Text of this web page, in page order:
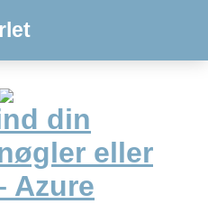
din
eller
Azure